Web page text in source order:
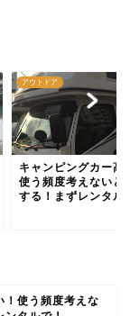
アウトドア
キャンピングカー高
使う頻度考えないと
する！まずレンタル
！使う頻度考えな